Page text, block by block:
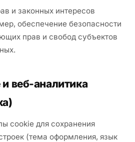
и законных интересов
обеспечение безопасности
прав и свобод субъектов
веб-аналитика
cookie для сохранения
(тема оформления, язык